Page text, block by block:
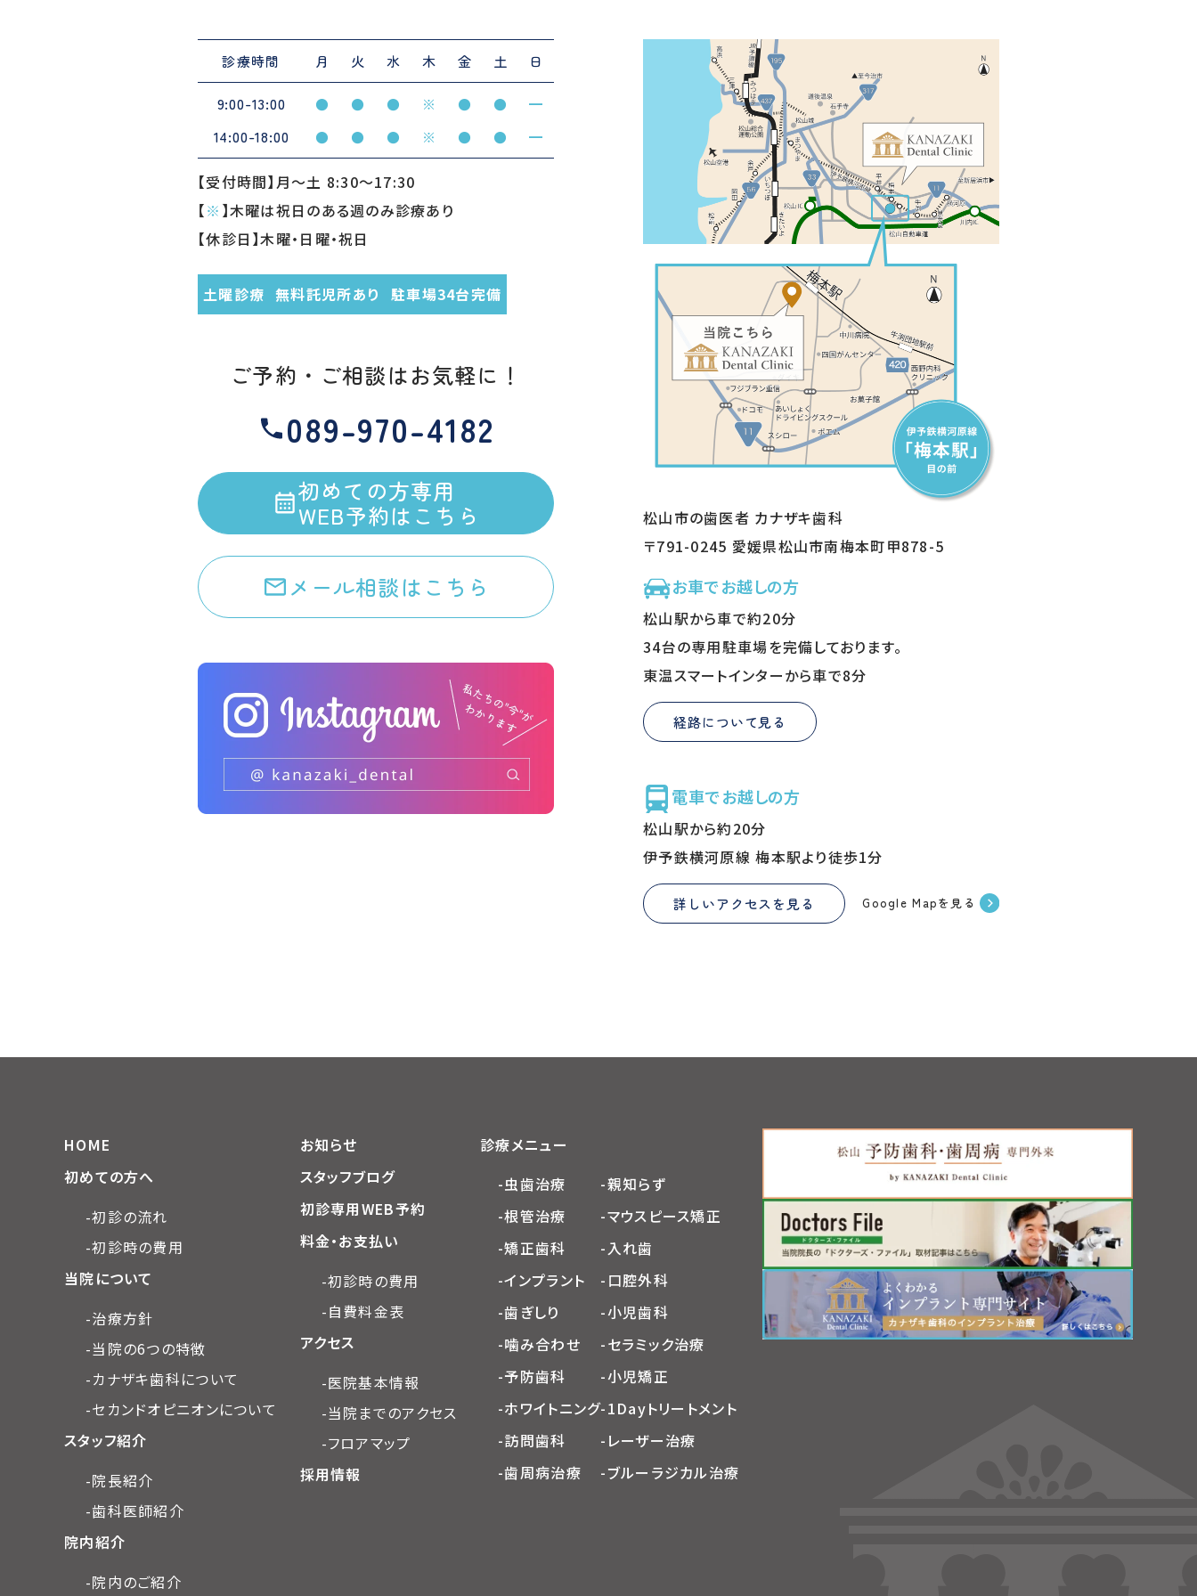
診療時間 月 火 水 木 金 土 日
9:00-13:00 ● ● ● ※ ● ● ━
14:00-18:00 ● ● ● ※ ● ● ━
【受付時間】月〜土 8:30〜17:30
【※ 】木曜は祝日のある週のみ診療あり
【休診日】木曜・日曜・祝日
土曜診療 無料託児所あり 駐車場34台完備
ご予約・ご相談はお気軽に！
089-970-4182
初めての方専用
WEB予約はこちら
メール相談はこちら
松山市の歯医者 カナザキ歯科
〒791-0245 愛媛県松山市南梅本町甲878-5
お車でお越しの方
松山駅から車で約20分
34台の専用駐車場を完備しております。
東温スマートインターから車で8分
経路について見る
電車でお越しの方
松山駅から約20分
伊予鉄横河原線 梅本駅より徒歩1分
詳しいアクセスを見る Google Mapを見る
HOME
初めての方へ
-初診の流れ
-初診時の費用
当院について
-治療方針
-当院の6つの特徴
-カナザキ歯科について
-セカンドオピニオンについて
スタッフ紹介
-院長紹介
-歯科医師紹介
院内紹介
-院内のご紹介
お知らせ
スタッフブログ
初診専用WEB予約
料金・お支払い
-初診時の費用
-自費料金表
アクセス
-医院基本情報
-当院までのアクセス
-フロアマップ
採用情報
診療メニュー
-虫歯治療
-根管治療
-矯正歯科
-インプラント
-歯ぎしり
-噛み合わせ
-予防歯科
-ホワイトニング
-訪問歯科
-歯周病治療
-親知らず
-マウスピース矯正
-入れ歯
-口腔外科
-小児歯科
-セラミック治療
-小児矯正
-1Dayトリートメント
-レーザー治療
-ブルーラジカル治療